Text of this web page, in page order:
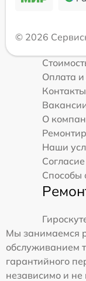
© 2026
Оплата и
Контакты
О
Наши
Способы
Мы занимаемся
обслуживанием
гарантийного
независимо и